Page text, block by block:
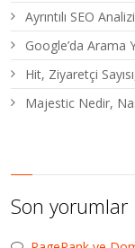
Ayrıntılı SEO
Google’da Arama
Hit, Ziyaretçi
Majestic Nedir,
Son yorumlar